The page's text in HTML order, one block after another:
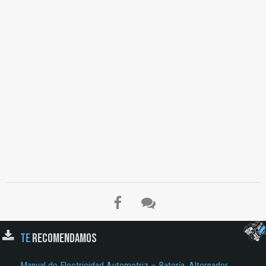
TERECOMENDAMOS